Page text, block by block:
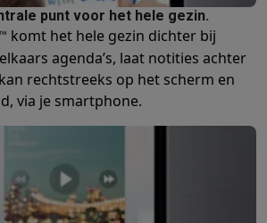
StijltangenKrultangenFöhnborstels
tandenborstelsOpzetborstels
Baardtrimmers
ontharingEpilatorsLadyshaves
BorstkolvenFlessenwarmers
punt voor het hele gezin.
komt het hele gezin dichter bij
agenda’s, laat notities achter
rechtstreeks op het scherm en
via je smartphone.